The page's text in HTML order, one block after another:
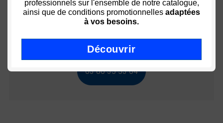
Conseil ? Aide ? Utiliser ?
03 80 35 53 64
professionnels sur l'ensemble de notre catalogue,
ainsi que de conditions promotionnelles adaptées
à vos besoins.
Découvrir